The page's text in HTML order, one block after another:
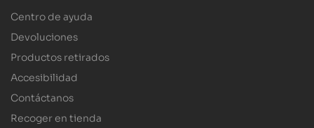
Centro de ayuda
Devoluciones
Productos retirados
Accesibilidad
Contáctanos
Recoger en tienda